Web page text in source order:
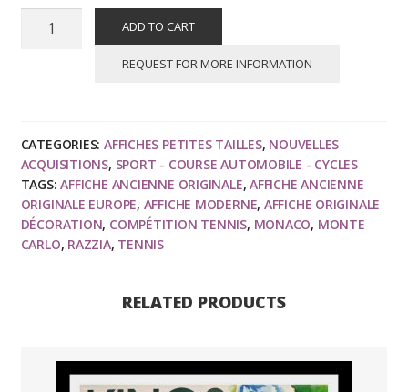
RAZZIA
Tennis
-
Affiche
ancienne
originale
ADD TO CART
REQUEST FOR MORE INFORMATION
CATEGORIES: AFFICHES PETITES TAILLES, NOUVELLES
ACQUISITIONS, SPORT - COURSE AUTOMOBILE - CYCLES
TAGS:AFFICHE ANCIENNE ORIGINALE,AFFICHE ANCIENNE
ORIGINALE EUROPE, AFFICHE MODERNE, AFFICHE ORIGINALE
DÉCORATION, COMPÉTITION TENNIS, MONACO, MONTE
CARLO, RAZZIA, TENNIS
RELATED PRODUCTS